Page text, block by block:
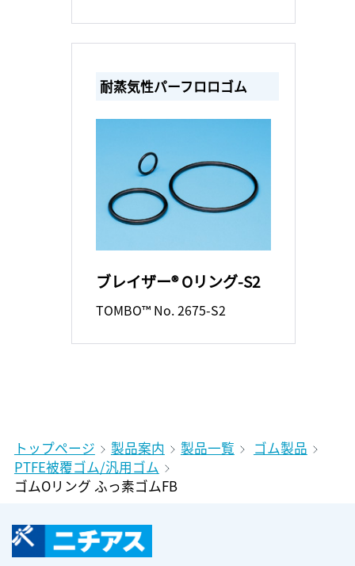
耐蒸気性パーフロロゴム
ブレイザー® Oリング-S2
TOMBO™ No. 2675-S2
トップページ 製品案内 製品一覧
ゴム製品
PTFE被覆ゴム/汎用ゴム
ゴムOリング ふっ素ゴムFB